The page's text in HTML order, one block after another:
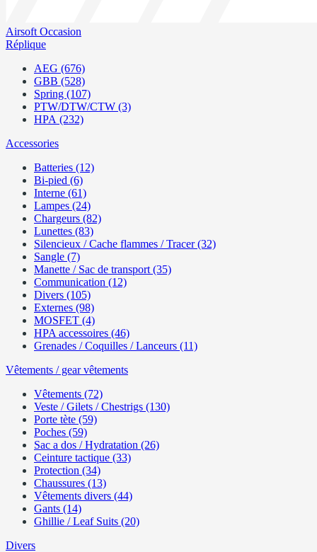
Airsoft Occasion
Réplique
AEG (676)
GBB (528)
Spring (107)
PTW/DTW/CTW (3)
HPA (232)
Accessories
Batteries (12)
Bi-pied (6)
Interne (61)
Lampes (24)
Chargeurs (82)
Lunettes (83)
Silencieux / Cache flammes / Tracer (32)
Sangle (7)
Manette / Sac de transport (35)
Communication (12)
Divers (105)
Externes (98)
MOSFET (4)
HPA accessoires (46)
Grenades / Coquilles / Lanceurs (11)
Vêtements / gear vêtements
Vêtements (72)
Veste / Gilets / Chestrigs (130)
Porte tète (59)
Poches (59)
Sac a dos / Hydratation (26)
Ceinture tactique (33)
Protection (34)
Chaussures (13)
Vêtements divers (44)
Gants (14)
Ghillie / Leaf Suits (20)
Divers